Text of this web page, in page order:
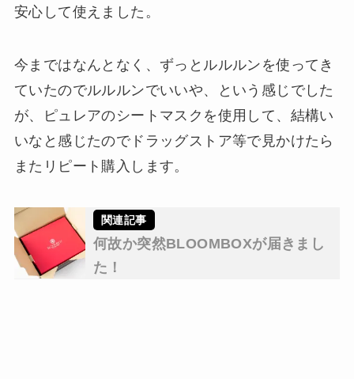
安心して使えました。
今まではなんとなく、ずっとルルルンを使ってき
ていたのでルルルンでいいや、という感じでした
が、ピュレアのシートマスクを使用して、結構い
いなと感じたのでドラッグストア等で見かけたら
またリピート購入します。
何故か突然BLOOMBOXが届きまし
た！